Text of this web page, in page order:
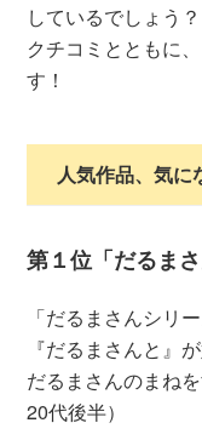
しているでしょう
クチコミとともに
す！
人気作品、気
第１位「だるま
「だるまさんシリ
『だるまさんと』
だるまさんのまね
20代後半）